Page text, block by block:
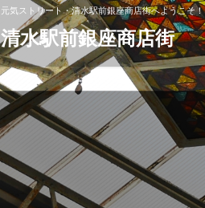
元気ストリート・清水駅前銀座商店街へようこそ！
清水駅前銀座商店街